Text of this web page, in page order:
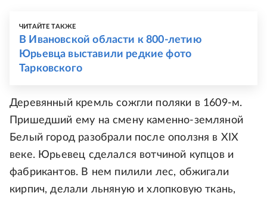
ЧИТАЙТЕ ТАКЖЕ
В Ивановской области к 800-летию
Юрьевца выставили редкие фото
Тарковского
Деревянный кремль сожгли поляки в 1609-м.
Пришедший ему на смену каменно-земляной
Белый город разобрали после оползня в XIX
веке. Юрьевец сделался вотчиной купцов и
фабрикантов. В нем пилили лес, обжигали
кирпич, делали льняную и хлопковую ткань,